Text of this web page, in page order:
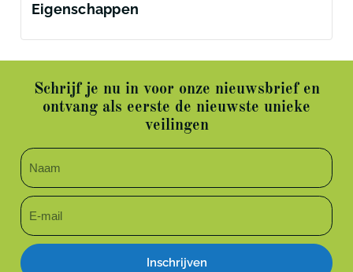
Eigenschappen
Schrijf je nu in voor onze nieuwsbrief en
ontvang als eerste de nieuwste unieke
veilingen
Inschrijven